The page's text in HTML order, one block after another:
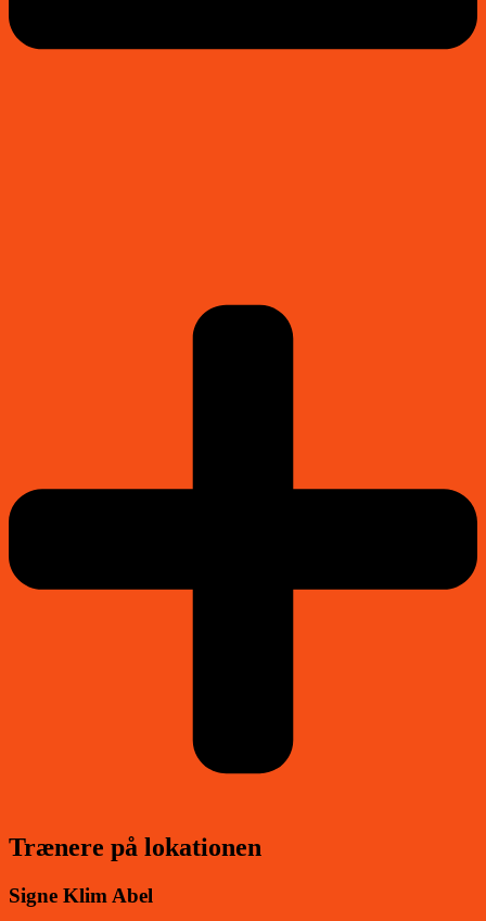
Trænere på lokationen
Signe Klim Abel